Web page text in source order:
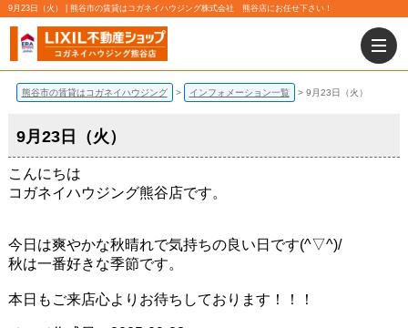
9月23日（火） | 熊谷市の賃貸はコガネイハウジング株式会社 熊谷店にお任せ下さい！
熊谷市の賃貸はコガネイハウジング インフォメーション一覧 9月23日（火）
9月23日（火）
こんにちは
コガネイハウジング熊谷店です。
今日は爽やかな秋晴れで気持ちの良い日です(^▽^)/
秋は一番好きな季節です。
本日もご来店心よりお待ちしております！！！